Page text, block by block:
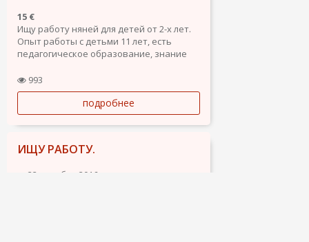
15 €
Ищу работу няней для детей от 2-х лет.
Опыт работы с детьми 11 лет, есть
педагогическое образование, знание
В работе ориентирована на развитие у
ребенка коммуникативных, лидерских
качеств и эмоционального интеллекта.
Юг Тенерифе.
993
подробнее
ИЩУ РАБОТУ.
22 декабря 2016